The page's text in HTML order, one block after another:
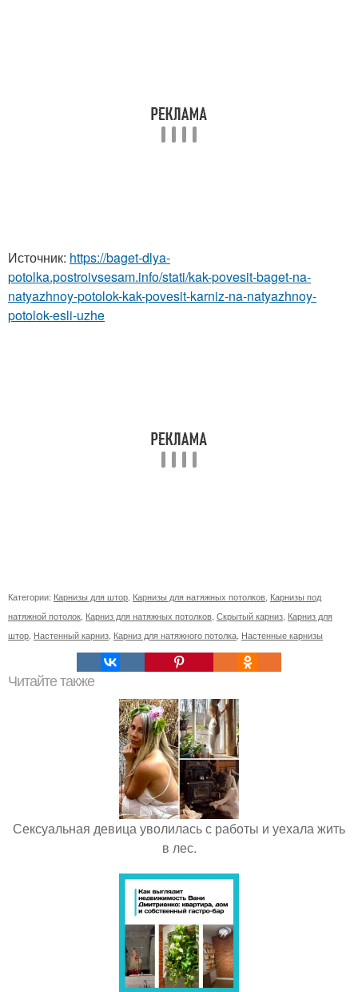
Источник: https://baget-dlya-
potolka.postroivsesam.info/stati/kak-povesit-baget-na-
natyazhnoy-potolok-kak-povesit-karniz-na-natyazhnoy-
potolok-esli-uzhe
Категории: Карнизы для штор Карнизы для натяжных потолков Карнизы под
натяжной потолок Карниз для натяжных потолков Скрытый карниз Карниз для
штор Настенный карниз Карниз для натяжного потолка Настенные карнизы
Читайте также
Сексуальная девица уволилась с работы и уехала жить
в лес.